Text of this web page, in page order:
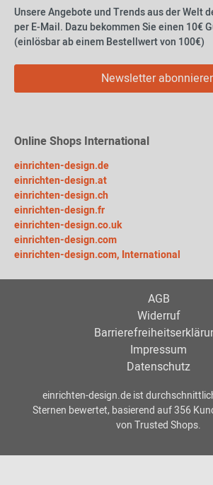
Unsere Angebote und Trends aus der Welt
per E-Mail. Dazu bekommen Sie einen 10€
(einlösbar ab einem Bestellwert von 100€)
Newsletter
Online Shops International
einrichten-design.de
einrichten-design.at
einrichten-design.ch
einrichten-design.fr
einrichten-design.co.uk
einrichten-design.com
einrichten-design.com, International
AGB
Widerruf
Impressum
Datenschutz
einrichten-design.deist
Sternen bewertet, basierend auf356
von Trusted Shops.